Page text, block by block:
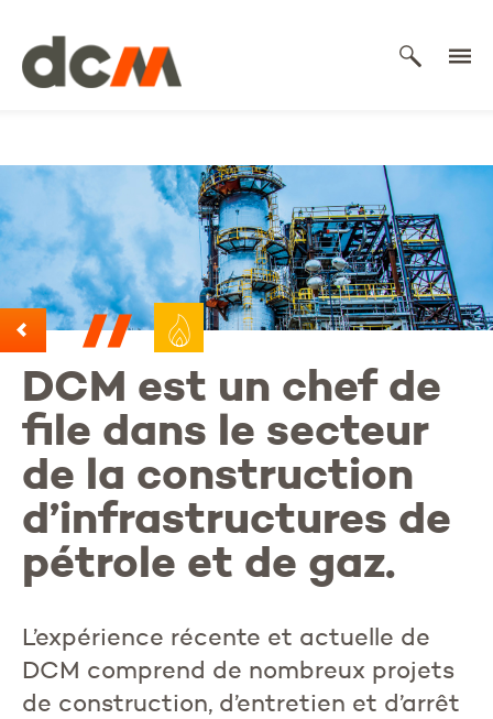
DCM est un chef de
file dans le secteur
de la construction
d’infrastructures de
pétrole et de gaz.
L’expérience récente et actuelle de
DCM comprend de nombreux projets
de construction, d’entretien et d’arrêt